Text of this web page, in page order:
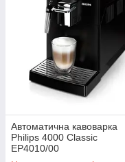
Автоматична кавоварка
Philips 4000 Classic
EP4010/00